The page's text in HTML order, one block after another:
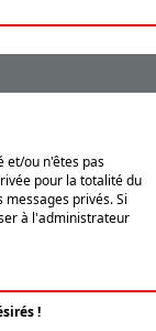
et/ou n'êtes pas
pour la totalité du
privés. Si
à l'administrateur
!